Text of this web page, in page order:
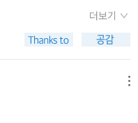
<강철같은 페시미즘>을
정 투쟁의 무기였던 사회
조주의에 빠지거나, 아니
유희로 치부되어 등한시되
석처럼 빛을 발하는 시기
더보기